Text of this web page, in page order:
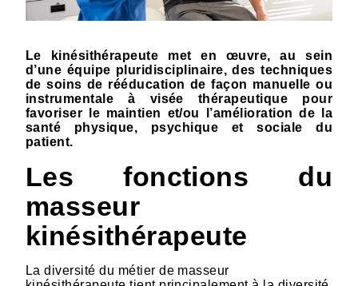
Le kinésithérapeute met en œuvre, au sein
d’une équipe pluridisciplinaire, des techniques
de soins de rééducation de façon manuelle ou
instrumentale à visée thérapeutique pour
favoriser le maintien et/ou l’amélioration de la
santé physique, psychique et sociale du
patient.
Les fonctions du
masseur
kinésithérapeute
La diversité du métier de masseur